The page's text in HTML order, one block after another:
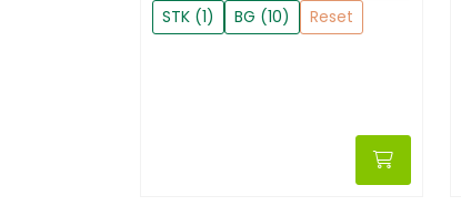
STK (1) BG (10) Reset